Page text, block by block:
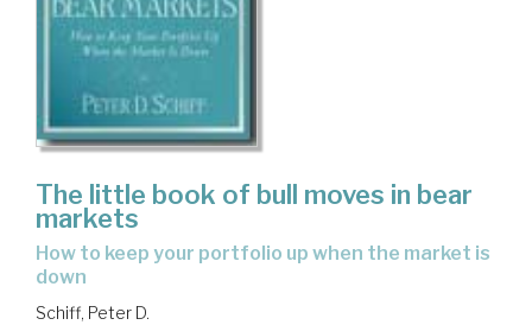
The little book of bull moves in bear
markets
how to keep your portfolio up when the market is
down
Schiff, Peter D.